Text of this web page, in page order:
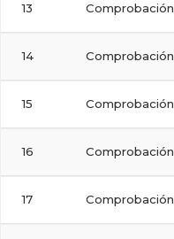
13 Comprobación
14 Comprobación
15 Comprobación
16 Comprobación
17 Comprobación